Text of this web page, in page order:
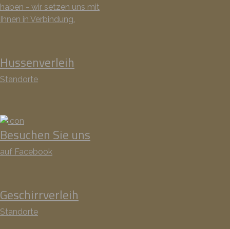
haben - wir setzen uns mit
Ihnen in Verbindung.
Hussenverleih
Standorte
Besuchen Sie uns
auf Facebook
Geschirrverleih
Standorte